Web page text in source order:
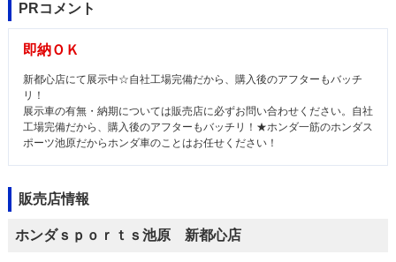
PRコメント
即納ＯＫ
新都心店にて展示中☆自社工場完備だから、購入後のアフターもバッチ
リ！
展示車の有無・納期については販売店に必ずお問い合わせください。自社
工場完備だから、購入後のアフターもバッチリ！★ホンダ一筋のホンダス
ポーツ池原だからホンダ車のことはお任せください！
販売店情報
ホンダｓｐｏｒｔｓ池原 新都心店